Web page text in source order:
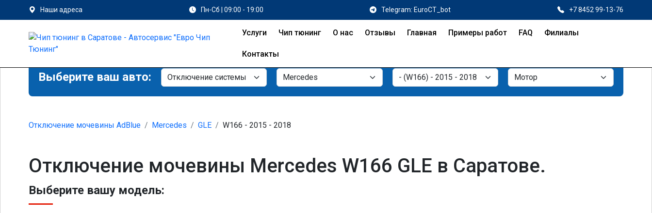
Наши адреса Пн-Сб | 09:00 - 19:00 Telegram: EuroCT_bot +7 8452 99-13-76
Услуги Чип тюнинг О нас Отзывы Главная Примеры работ FAQ Филиалы
Контакты
Выберите ваш авто:
Отключение мочевины AdBlue Mercedes GLE W166 - 2015 - 2018
Отключение мочевины Mercedes W166 GLE в Саратове.
Выберите вашу модель: